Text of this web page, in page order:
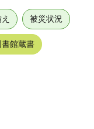
被災状況
館蔵書